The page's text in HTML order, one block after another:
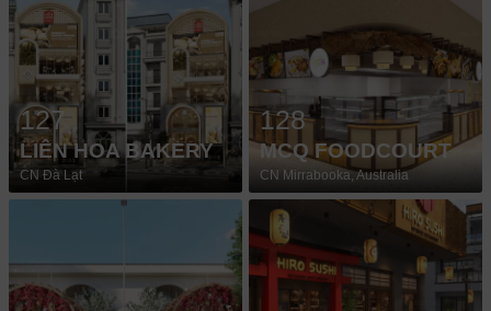
127
LIÊN HOA BAKERY
CN Đà Lạt
128
MCQ FOODCOURT
CN Mirrabooka, Australia